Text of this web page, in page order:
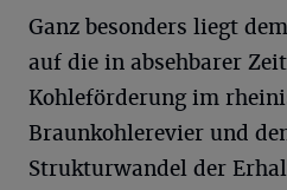
Ganz besonders liegt
auf die in absehbarer
Kohleförderung im
Braunkohlerevier und
Strukturwandel der